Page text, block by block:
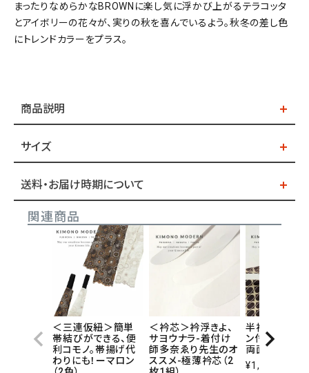
まったりなめらかなBROWNに楽し気に浮かび上がるテラコッタ
とアイボリーの花々が、実りの秋を喜んでいるよう。秋冬の差し色
にトレンドカラーをプラス。
商品説明
サイズ
送料・お届け時期について
関連商品
＜三連仮紐＞簡単
帯結びができる、便
利コモノ。帯揚げ代
わりにも！ーマロン
＜衿芯＞衿浮きよ、
サヨウナラ-着付け
師多奈ゑり先生のオ
ススメ-極薄衿芯（2
半衿・付け袖
ン付け替え！-
両面テープ
¥1,100